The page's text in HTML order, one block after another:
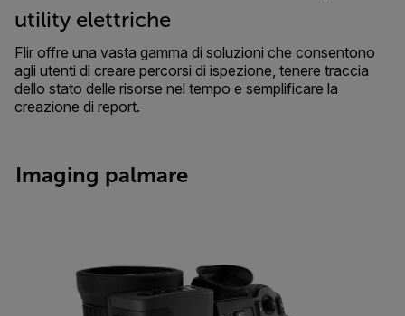
utility elettriche
Flir offre una vasta gamma di soluzioni che consentono
agli utenti di creare percorsi di ispezione, tenere traccia
dello stato delle risorse nel tempo e semplificare la
creazione di report.
Imaging palmare